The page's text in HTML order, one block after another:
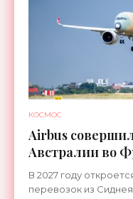
КОСМОС
Airbus
Австралии во
«Техника»
В 2027 году
перевозок из